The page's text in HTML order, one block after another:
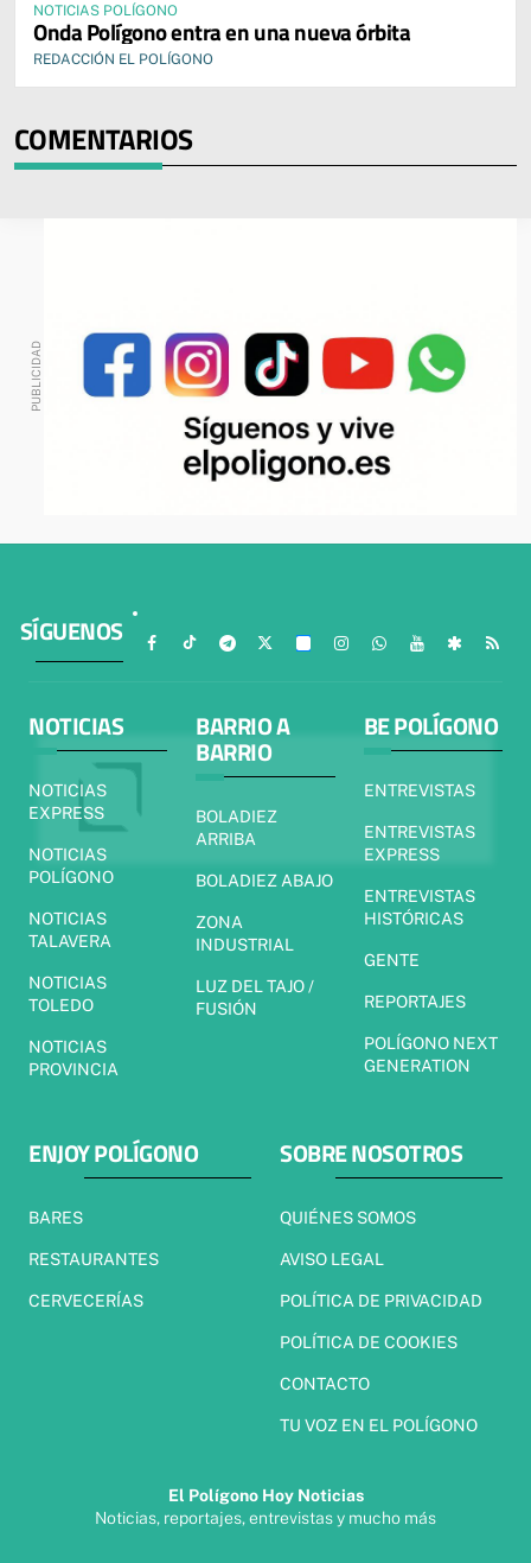
NOTICIAS POLÍGONO
Onda Polígono entra en una nueva órbita
REDACCIÓN EL POLÍGONO
COMENTARIOS
SÍGUENOS
NOTICIAS
NOTICIAS
EXPRESS
NOTICIAS
POLÍGONO
NOTICIAS
TALAVERA
NOTICIAS
TOLEDO
NOTICIAS
PROVINCIA
BARRIO A
BARRIO
BOLADIEZ
ARRIBA
BOLADIEZ ABAJO
ZONA
INDUSTRIAL
LUZ DEL TAJO /
FUSIÓN
BE POLÍGONO
ENTREVISTAS
ENTREVISTAS
EXPRESS
ENTREVISTAS
HISTÓRICAS
GENTE
REPORTAJES
POLÍGONO NEXT
GENERATION
ENJOY POLÍGONO
BARES
RESTAURANTES
CERVECERÍAS
SOBRE NOSOTROS
QUIÉNES SOMOS
AVISO LEGAL
POLÍTICA DE PRIVACIDAD
POLÍTICA DE COOKIES
CONTACTO
TU VOZ EN EL POLÍGONO
El Polígono Hoy Noticias
Noticias, reportajes, entrevistas y mucho más